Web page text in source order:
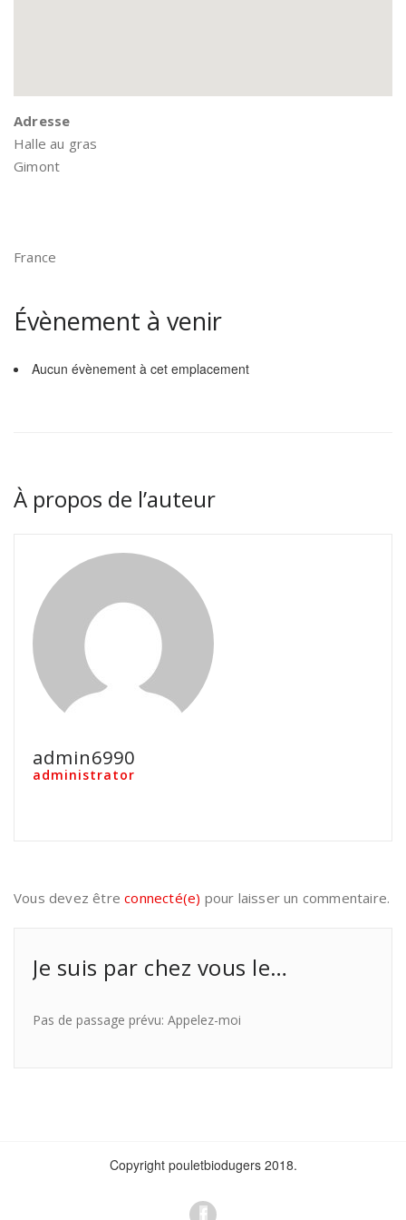
Adresse
Halle au gras
Gimont
France
Évènement à venir
Aucun évènement à cet emplacement
À propos de l’auteur
admin6990
administrator
Vous devez êtreconnecté(e) pour laisser un commentaire.
Je suis par chez vous le…
Pas de passage prévu: Appelez-moi
Copyright pouletbiodugers 2018.